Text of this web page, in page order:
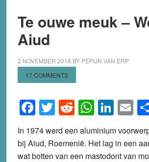
Te ouwe meuk –
Aiud
2 NOVEMBER 2016 BY PEPIJN VAN ERP
17 COMMENTS
Facebook
Twitter
Reddit
In 1974 werd een aluminium
bij Aiud, Roemenië. Het lag in een
wat botten van een mastodont van